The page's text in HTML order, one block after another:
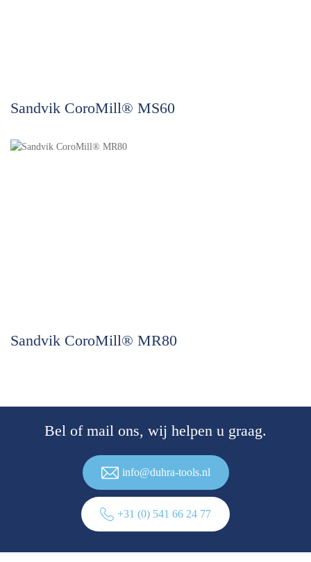
Sandvik CoroMill® MS60
Sandvik CoroMill® MR80
Bel of mail ons, wij helpen u graag.
info@duhra-tools.nl
+31 (0) 541 66 24 77